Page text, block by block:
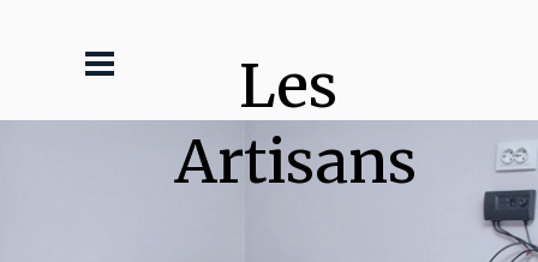
Les
Artisans